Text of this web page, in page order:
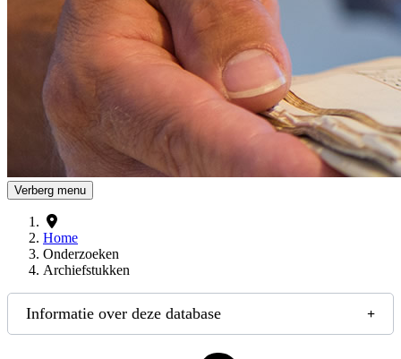
Verberg menu
Home
Onderzoeken
Archiefstukken
Informatie over deze database